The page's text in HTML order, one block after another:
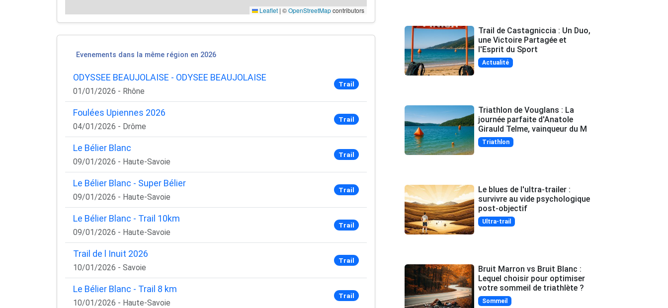
Leaflet | ©OpenStreetMapcontributors
Evenements dans la même région en 2026
ODYSSEE BEAUJOLAISE - ODYSEE BEAUJOLAISE
01/01/2026 - Rhône
Trail
Foulées Upiennes 2026
04/01/2026 - Drôme
Trail
Le Bélier Blanc
09/01/2026 - Haute-Savoie
Trail
Le Bélier Blanc - Super Bélier
09/01/2026 - Haute-Savoie
Trail
Le Bélier Blanc - Trail 10km
09/01/2026 - Haute-Savoie
Trail
Trail de l Inuit 2026
10/01/2026 - Savoie
Trail
Le Bélier Blanc - Trail 8 km
10/01/2026 - Haute-Savoie
Trail
Trail de Castagniccia : Un Duo,
une Victoire Partagée et
l'Esprit du Sport
Actualité
Triathlon de Vouglans : La
journée parfaite d'Anatole
Girauld Telme, vainqueur du M
Triathlon
Le blues de l'ultra-trailer :
survivre au vide psychologique
post-objectif
Ultra-trail
Bruit Marron vs Bruit Blanc :
Lequel choisir pour optimiser
votre sommeil de triathlète ?
Sommeil